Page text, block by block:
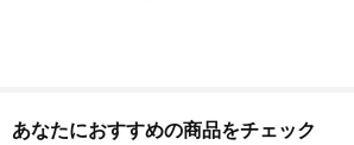
あなたにおすすめの商品をチェック